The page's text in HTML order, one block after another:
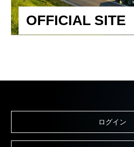
OFFICIAL SITE
ログイン